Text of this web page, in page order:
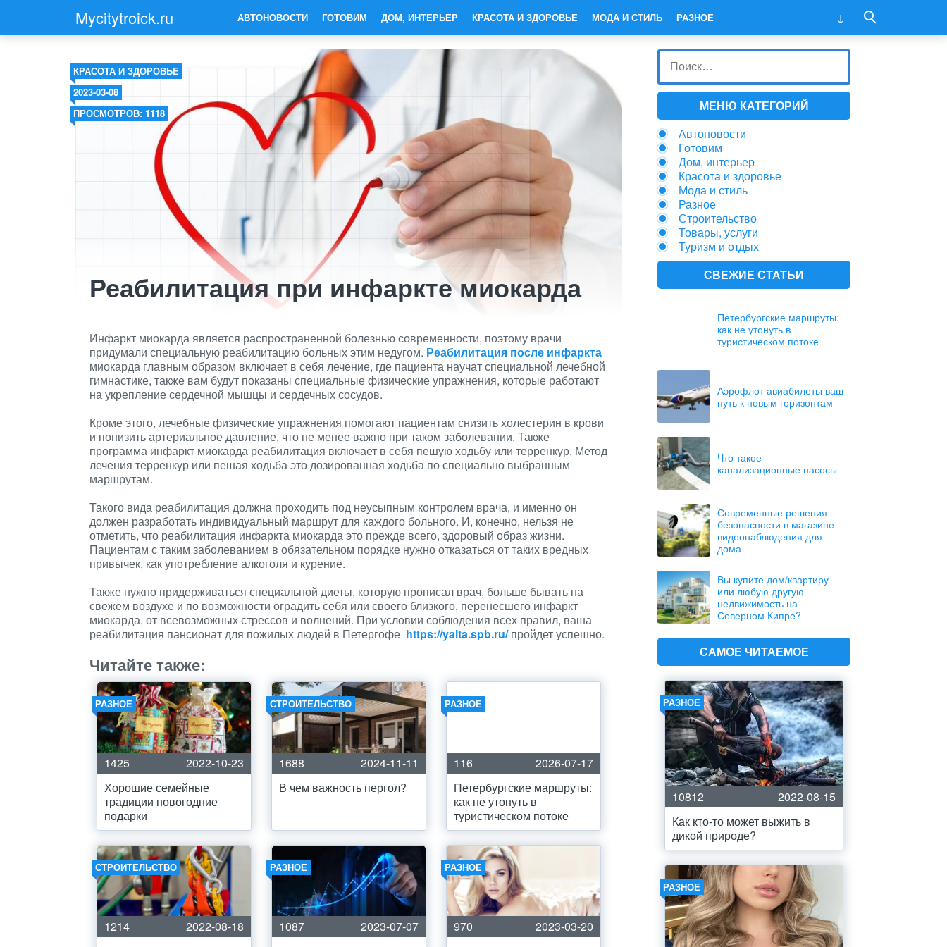
Mycitytroick.ru АВТОНОВОСТИ ГОТОВИМ ДОМ, ИНТЕРЬЕР КРАСОТА И ЗДОРОВЬЕ МОДА И СТИЛЬ РАЗНОЕ
КРАСОТА И ЗДОРОВЬЕ
2023-03-08
ПРОСМОТРОВ: 1118
Реабилитация при инфаркте миокарда
Инфаркт миокарда является распространенной болезнью современности, поэтому врачи
придумали специальную реабилитацию больных этим недугом. Реабилитация после инфаркта
миокарда главным образом включает в себя лечение, где пациента научат специальной лечебной
гимнастике, также вам будут показаны специальные физические упражнения, которые работают
на укрепление сердечной мышцы и сердечных сосудов.
Кроме этого, лечебные физические упражнения помогают пациентам снизить холестерин в крови
и понизить артериальное давление, что не менее важно при таком заболевании. Также
программа инфаркт миокарда реабилитация включает в себя пешую ходьбу или терренкур. Метод
лечения терренкур или пешая ходьба это дозированная ходьба по специально выбранным
маршрутам.
Такого вида реабилитация должна проходить под неусыпным контролем врача, и именно он
должен разработать индивидуальный маршрут для каждого больного. И, конечно, нельзя не
отметить, что реабилитация инфаркта миокарда это прежде всего, здоровый образ жизни.
Пациентам с таким заболеванием в обязательном порядке нужно отказаться от таких вредных
привычек, как употребление алкоголя и курение.
Также нужно придерживаться специальной диеты, которую прописал врач, больше бывать на
свежем воздухе и по возможности оградить себя или своего близкого, перенесшего инфаркт
миокарда, от всевозможных стрессов и волнений. При условии соблюдения всех правил, ваша
реабилитация пансионат для пожилых людей в Петергофе https://yalta.spb.ru/пройдет успешно.
Читайте также:
РАЗНОЕ
1425
2022-10-23
Хорошие семейные
традиции новогодние
подарки
СТРОИТЕЛЬСТВО
1688
2024-11-11
В чем важность пергол?
РАЗНОЕ
116
2026-07-17
Петербургские маршруты:
как не утонуть в
туристическом потоке
СТРОИТЕЛЬСТВО
1214
2022-08-18
РАЗНОЕ
1087
2023-07-07
РАЗНОЕ
970
2023-03-20
МЕНЮ КАТЕГОРИЙ
Автоновости
Готовим
Дом, интерьер
Красота и здоровье
Мода и стиль
Разное
Строительство
Товары, услуги
Туризм и отдых
СВЕЖИЕ СТАТЬИ
Петербургские маршруты:
как не утонуть в
туристическом потоке
Аэрофлот авиабилеты ваш
путь к новым горизонтам
Что такое
канализационные насосы
Современные решения
безопасности в магазине
видеонаблюдения для
дома
Вы купите дом/квартиру
или любую другую
недвижимость на
Северном Кипре?
САМОЕ ЧИТАЕМОЕ
РАЗНОЕ
10812
2022-08-15
Как кто-то может выжить в
дикой природе?
РАЗНОЕ